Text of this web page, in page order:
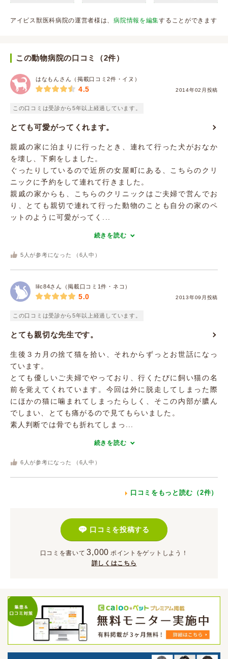
アイビス獣医科病院の運営者様は、病院情報を編集することができます
この動物病院の口コミ（2件）
はなもんさん（掲載口コミ2件・イヌ）
2014年02月投稿
4.5
この口コミは受診から5年以上経過しています。
とても可愛がってくれます。
親戚の家に泊まりに行ったとき、連れて行った犬がおなか
を壊し、下痢をしました。
ぐったりしているので近所の女屋町にある、こちらのクリ
ニックに予約をして連れて行きました。
親戚の家からも、こちらのクリニックはご夫婦で営んでお
り、とても親切で連れて行った動物のことも自分の家のペ
ットのように可愛がってく...
続きを読む
5 人が参考になった （ 6 人中）
lilc84さん（掲載口コミ1件・ネコ）
2013年09月投稿
5.0
この口コミは受診から5年以上経過しています。
とても親切な先生です。
生後３カ月の捨て猫を拾い、それからずっとお世話になっ
ています。
とても優しいご夫婦でやっており、行くたびに飼い猫の名
前を覚えてくれています。今回は外に脱走してしまった際
にほかの猫に噛まれてしまったらしく、そこの内部が膿ん
でしまい、とても痛がるので見てもらいました。
素人判断では骨でも折れてしまっ...
続きを読む
6 人が参考になった （ 6 人中）
口コミをもっと読む（2件）
口コミを投稿する
口コミを書いて 3,000 ポイント をゲットしよう！
詳しくはこちら